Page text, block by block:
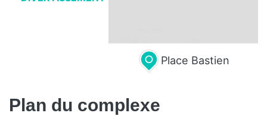
Place Bastien
Plan du complexe